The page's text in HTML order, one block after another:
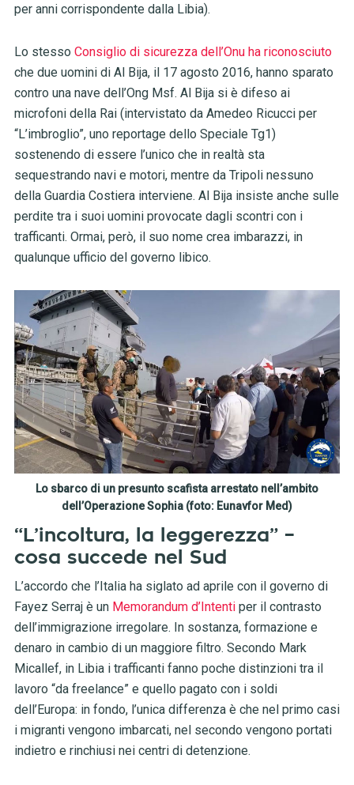
per anni corrispondente dalla Libia).
Lo stesso Consiglio di sicurezza dell’Onu ha riconosciuto
che due uomini di Al Bija, il 17 agosto 2016, hanno sparato
contro una nave dell’Ong Msf. Al Bija si è difeso ai
microfoni della Rai (intervistato da Amedeo Ricucci per
“L’imbroglio”, uno reportage dello Speciale Tg1)
sostenendo di essere l’unico che in realtà sta
sequestrando navi e motori, mentre da Tripoli nessuno
della Guardia Costiera interviene. Al Bija insiste anche sulle
perdite tra i suoi uomini provocate dagli scontri con i
trafficanti. Ormai, però, il suo nome crea imbarazzi, in
qualunque ufficio del governo libico.
Lo sbarco di un presunto scafista arrestato nell’ambito
dell’Operazione Sophia (foto: Eunavfor Med)
“L’incoltura, la leggerezza” –
cosa succede nel Sud
L’accordo che l’Italia ha siglato ad aprile con il governo di
Fayez Serraj è un Memorandum d’Intentiper il contrasto
dell’immigrazione irregolare. In sostanza, formazione e
denaro in cambio di un maggiore filtro. Secondo Mark
Micallef, in Libia i trafficanti fanno poche distinzioni tra il
lavoro “da freelance” e quello pagato con i soldi
dell’Europa: in fondo, l’unica differenza è che nel primo casi
i migranti vengono imbarcati, nel secondo vengono portati
indietro e rinchiusi nei centri di detenzione.